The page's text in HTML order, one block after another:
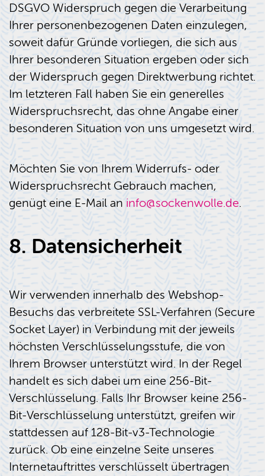
DSGVO Widerspruch gegen die Verarbeitung
Ihrer personenbezogenen Daten einzulegen,
soweit dafür Gründe vorliegen, die sich aus
Ihrer besonderen Situation ergeben oder sich
der Widerspruch gegen Direktwerbung richtet.
Im letzteren Fall haben Sie ein generelles
Widerspruchsrecht, das ohne Angabe einer
besonderen Situation von uns umgesetzt wird.
Möchten Sie von Ihrem Widerrufs- oder
Widerspruchsrecht Gebrauch machen,
genügt eine E-Mail aninfo@sockenwolle.de.
8. Datensicherheit
Wir verwenden innerhalb des Webshop-
Besuchs das verbreitete SSL-Verfahren (Secure
Socket Layer) in Verbindung mit der jeweils
höchsten Verschlüsselungsstufe, die von
Ihrem Browser unterstützt wird. In der Regel
handelt es sich dabei um eine 256-Bit-
Verschlüsselung. Falls Ihr Browser keine 256-
Bit-Verschlüsselung unterstützt, greifen wir
stattdessen auf 128-Bit-v3-Technologie
zurück. Ob eine einzelne Seite unseres
Internetauftrittes verschlüsselt übertragen